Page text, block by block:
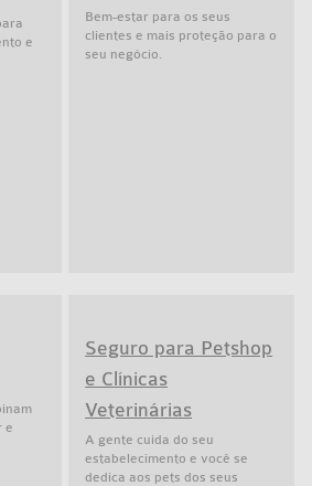
e
Bem-estar para os seus
clientes e mais proteção para o
seu negócio.
e
Seguro para Petshop
e Clínicas
Veterinárias
A gente cuida do seu
estabelecimento e você se
dedica aos pets dos seus